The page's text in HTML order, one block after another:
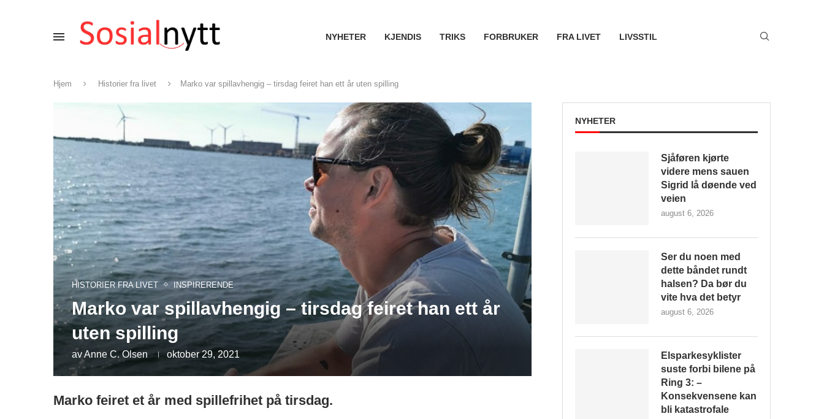
NYHETER KJENDIS TRIKS FORBRUKER FRA LIVET LIVSSTIL
Hjem Historier fra livet Marko var spillavhengig – tirsdag feiret han ett år uten spilling
HISTORIER FRA LIVET INSPIRERENDE
Marko var spillavhengig – tirsdag feiret han ett år
uten spilling
avAnne C. Olsen oktober 29, 2021
Marko feiret et år med spillefrihet på tirsdag.
NYHETER
Sjåføren kjørte
videre mens sauen
Sigrid lå døende ved
veien
august 6, 2026
Ser du noen med
dette båndet rundt
halsen? Da bør du
vite hva det betyr
august 6, 2026
Elsparkesyklister
suste forbi bilene på
Ring 3: –
Konsekvensene kan
bli katastrofale